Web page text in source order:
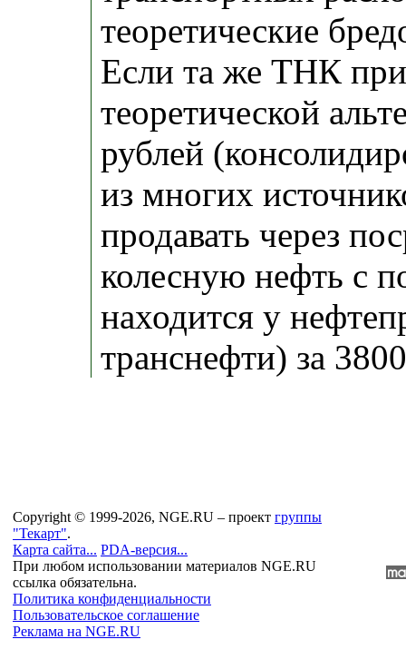
теоретические
Если та же ТНК
теоретической
рублей
из многих
продавать через
колесную нефть с
находится у
транснефти) за
Copyright © 1999-2026, NGE.RU – проект группы
"Текарт".
Карта сайта... PDA-версия...
При любом использовании материалов NGE.RU
ссылка обязательна.
Политика конфиденциальности
Пользовательское соглашение
Реклама на NGE.RU